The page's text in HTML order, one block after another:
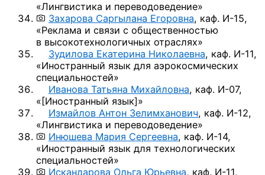
«Лингвистика и переводоведение»
Захарова Саргылана Егоровна, каф. И-15,
«Реклама и связи с общественностью
в высокотехнологичных отраслях»
Зудилова Екатерина Николаевна, каф. И-11,
«Иностранный язык для аэрокосмических
специальностей»
Иванова Татьяна Михайловна, каф. И-07,
« [Иностранный язык]»
Измайлов Антон Зелимханович, каф. И-12,
«Лингвистика и переводоведение»
Инюшева Мария Сергеевна, каф. И-14,
«Иностранный язык для технологических
специальностей»
Искандарова Ольга Юрьевна, каф. И-11,